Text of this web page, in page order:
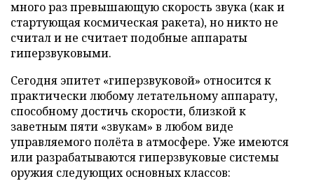
много раз превышающую скорость звука (как и
стартующая космическая ракета), но никто не
считал и не считает подобные аппараты
гиперзвуковыми.
Сегодня эпитет «гиперзвуковой» относится к
практически любому летательному аппарату,
способному достичь скорости, близкой к
заветным пяти «звукам» в любом виде
управляемого полёта в атмосфере. Уже имеются
или разрабатываются гиперзвуковые системы
оружия следующих основных классов: